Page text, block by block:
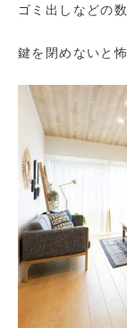
ゴミ出しなどの
鍵を閉めないと